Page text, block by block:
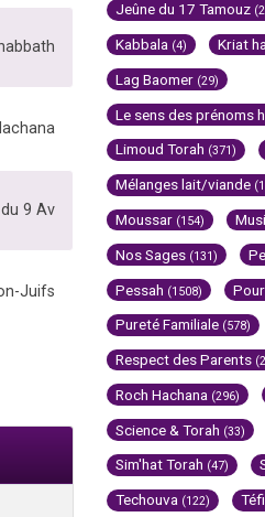
9 Av
Juifs
Jeûne du 17 Tamouz
Kabbala (4) Kriat
Lag Baomer (29)
Le sens des prénoms
Limoud Torah (371)
Mélanges lait/viande
Moussar (154)
Nos Sages (131)
Pessah (1508)
Pureté Familiale (578)
Respect des Parents
Roch Hachana (296)
Science & Torah (33)
Sim'hat Torah (47)
Techouva (122)